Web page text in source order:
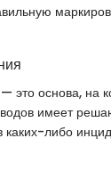
это основа, на
имеет
либо